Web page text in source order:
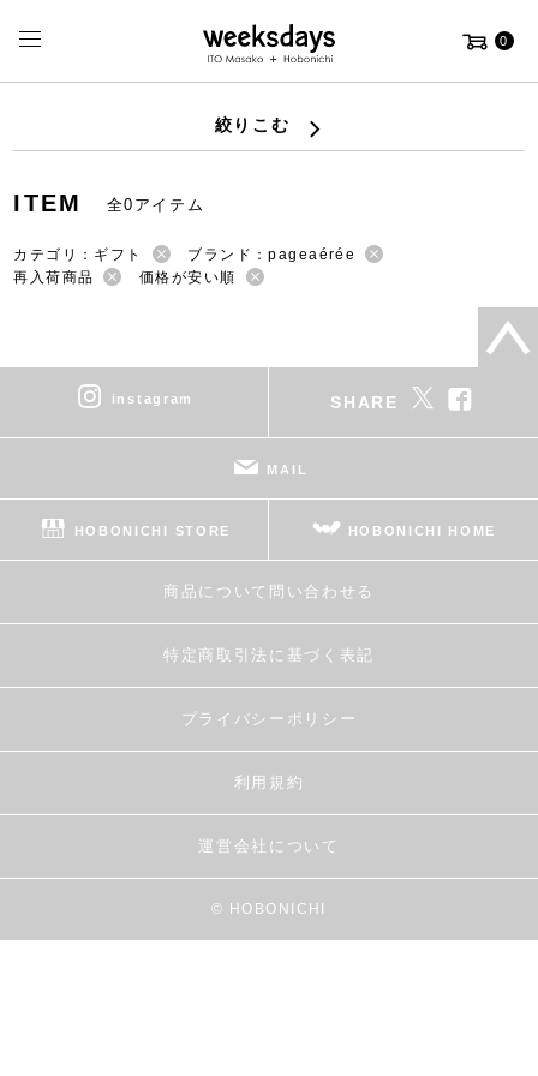
0
絞りこむ
ITEM 全0アイテム
カテゴリ：ギフト
ブランド：pageaérée
再入荷商品
価格が安い順
instagram SHARE
MAIL
HOBONICHI STORE HOBONICHI HOME
商品について問い合わせる
特定商取引法に基づく表記
プライバシーポリシー
利用規約
運営会社について
© HOBONICHI